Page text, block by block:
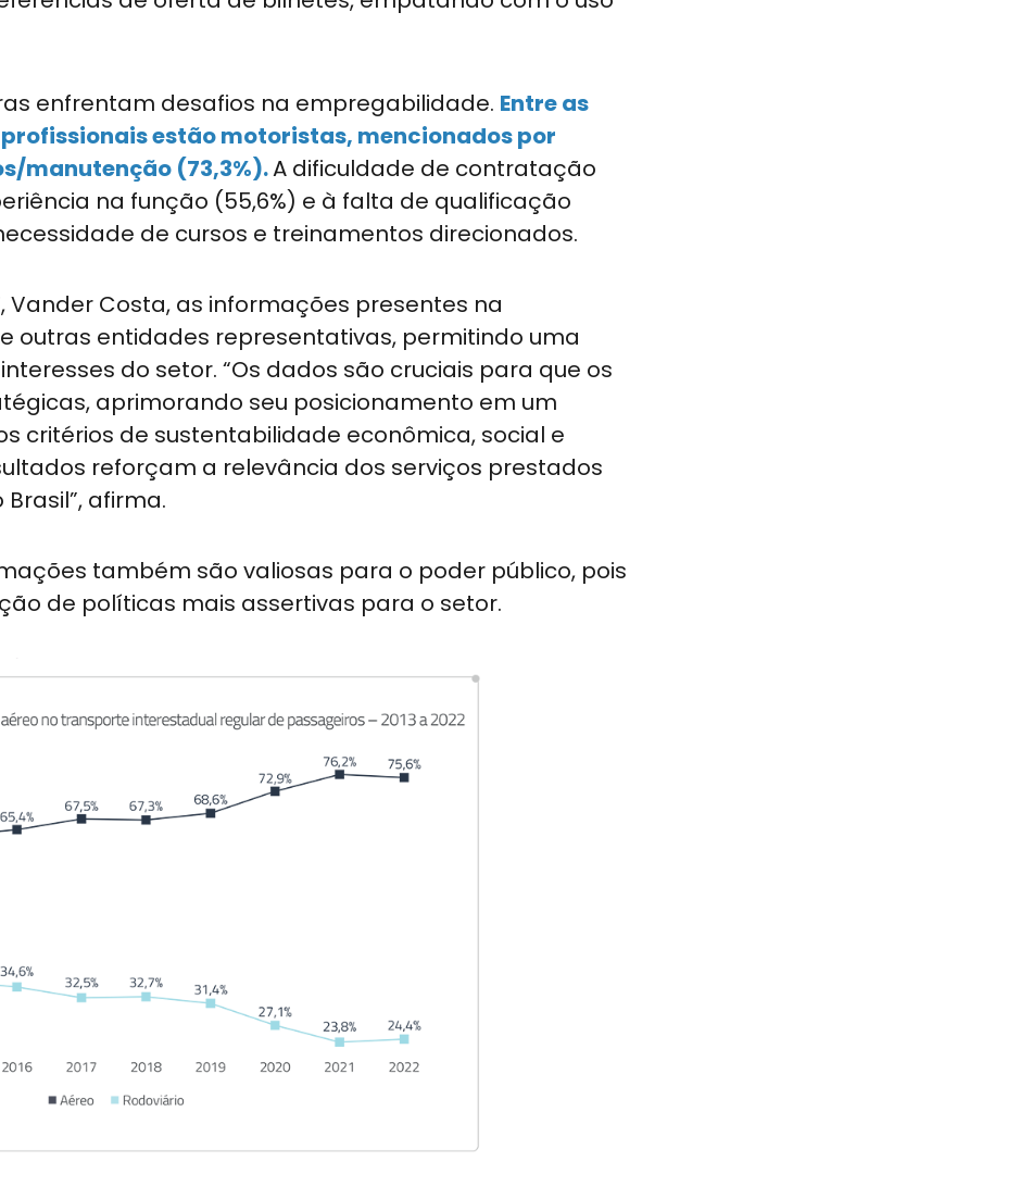
enfrentam desafios na empregabilidade. Entre as
estão motoristas, mencionados por
manutenção (73,3%).A dificuldade de contratação
na função (55,6%) e à falta de qualificação
de cursos e treinamentos direcionados.
Vander Costa, as informações presentes na
outras entidades representativas, permitindo uma
do setor. “Os dados são cruciais para que os
aprimorando seu posicionamento em um
critérios de sustentabilidade econômica, social e
reforçam a relevância dos serviços prestados
afirma.
também são valiosas para o poder público, pois
de políticas mais assertivas para o setor.